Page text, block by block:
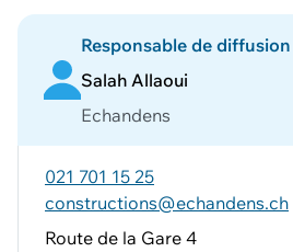
Responsable de diffusion
Salah Allaoui
Echandens
021 701 15 25
constructions@echandens.ch
Route de la Gare 4